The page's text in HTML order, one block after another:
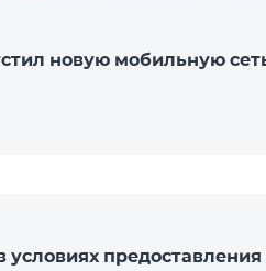
новую мобильную
условиях предоставления